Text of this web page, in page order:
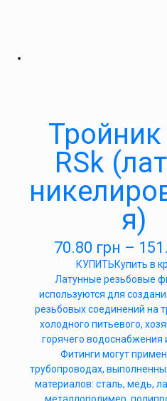
RSk
я)
70.80 грн –
КУПИТЬКупить в
Латунные резьбовые
используются для
резьбовых соединений на
холодного питьевого,
горячего водоснабжения
Фитинги могут
трубопроводах,
материалов: сталь, медь,